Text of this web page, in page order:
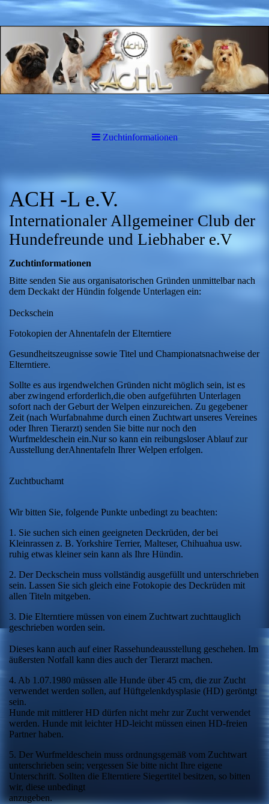
Zuchtinformationen
ACH -L e.V.
Internationaler Allgemeiner Club der
Hundefreunde und Liebhaber e.V
Zuchtinformationen
Bitte senden Sie aus organisatorischen Gründen unmittelbar nach
dem Deckakt der Hündin folgende Unterlagen ein:
Deckschein
Fotokopien der Ahnentafeln der Elterntiere
Gesundheitszeugnisse sowie Titel und Championatsnachweise der
Elterntiere.
Sollte es aus irgendwelchen Gründen nicht möglich sein, ist es
aber zwingend erforderlich,die oben aufgeführten Unterlagen
sofort nach der Geburt der Welpen einzureichen. Zu gegebener
Zeit (nach Wurfabnahme durch einen Zuchtwart unseres Vereines
oder Ihren Tierarzt) senden Sie bitte nur noch den
Wurfmeldeschein ein.Nur so kann ein reibungsloser Ablauf zur
Ausstellung derAhnentafeln Ihrer Welpen erfolgen.
Zuchtbuchamt
Wir bitten Sie, folgende Punkte unbedingt zu beachten:
1. Sie suchen sich einen geeigneten Deckrüden, der bei
Kleinrassen z. B. Yorkshire Terrier, Malteser, Chihuahua usw.
ruhig etwas kleiner sein kann als Ihre Hündin.
2. Der Deckschein muss vollständig ausgefüllt und unterschrieben
sein. Lassen Sie sich gleich eine Fotokopie des Deckrüden mit
allen Titeln mitgeben.
3. Die Elterntiere müssen von einem Zuchtwart zuchttauglich
geschrieben worden sein.
Dieses kann auch auf einer Rassehundeausstellung geschehen. Im
äußersten Notfall kann dies auch der Tierarzt machen.
4. Ab 1.07.1980 müssen alle Hunde über 45 cm, die zur Zucht
verwendet werden sollen, auf Hüftgelenkdysplasie (HD) geröntgt
sein.
Hunde mit mittlerer HD dürfen nicht mehr zur Zucht verwendet
werden. Hunde mit leichter HD-leicht müssen einen HD-freien
Partner haben.
5. Der Wurfmeldeschein muss ordnungsgemäß vom Zuchtwart
unterschrieben sein; vergessen Sie bitte nicht Ihre eigene
Unterschrift. Sollten die Elterntiere Siegertitel besitzen, so bitten
wir, diese unbedingt
anzugeben.